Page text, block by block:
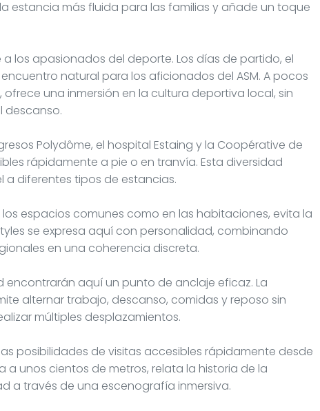
estancia más fluida para las familias y añade un toque
los apasionados del deporte. Los días de partido, el
natural para los aficionados del ASM. A pocos
una inmersión en la cultura deportiva local, sin
descanso.
Polydôme, el hospital Estaing y la Coopérative de
rápidamente a pie o en tranvía. Esta diversidad
diferentes tipos de estancias.
espacios comunes como en las habitaciones, evita la
se expresa aquí con personalidad, combinando
en una coherencia discreta.
encontrarán aquí un punto de anclaje eficaz. La
alternar trabajo, descanso, comidas y reposo sin
múltiples desplazamientos.
posibilidades de visitas accesibles rápidamente desde
a unos cientos de metros, relata la historia de la
a través de una escenografía inmersiva.